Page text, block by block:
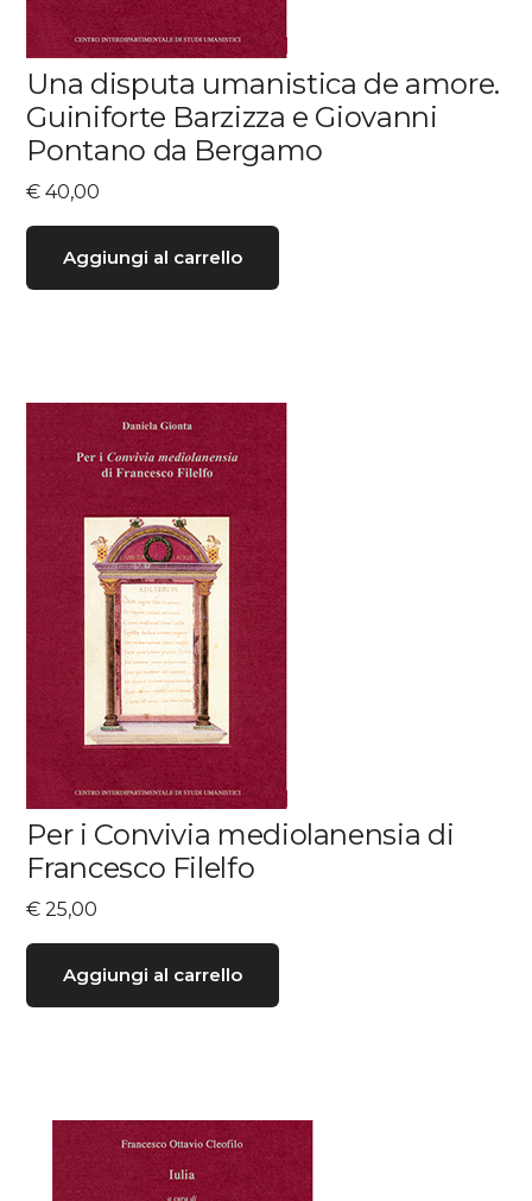
Una disputa umanistica de amore.
Guiniforte Barzizza e Giovanni
Pontano da Bergamo
€ 40,00
Aggiungi al carrello
Per i Convivia mediolanensia di
Francesco Filelfo
€ 25,00
Aggiungi al carrello